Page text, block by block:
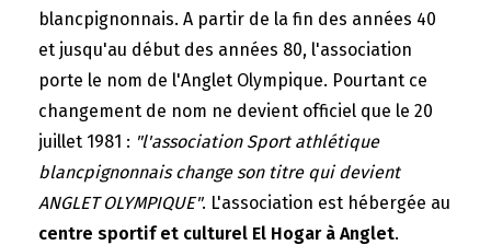
blancpignonnais. A partir de la fin des années 40
et jusqu'au début des années 80, l'association
porte le nom de l'Anglet Olympique. Pourtant ce
changement de nom ne devient officiel que le 20
juillet 1981 : "l'association Sport athlétique
blancpignonnais change son titre qui devient
ANGLET OLYMPIQUE". L'association est hébergée au
centre sportif et culturel El Hogar à Anglet.